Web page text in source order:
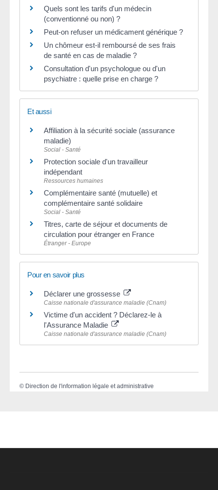
Quels sont les tarifs d'un médecin
(conventionné ou non) ?
Peut-on refuser un médicament générique ?
Un chômeur est-il remboursé de ses frais
de santé en cas de maladie ?
Consultation d'un psychologue ou d'un
psychiatre : quelle prise en charge ?
Et aussi
Affiliation à la sécurité sociale (assurance
maladie)
Social - Santé
Protection sociale d'un travailleur
indépendant
Ressources humaines
Complémentaire santé (mutuelle) et
complémentaire santé solidaire
Social - Santé
Titres, carte de séjour et documents de
circulation pour étranger en France
Étranger - Europe
Pour en savoir plus
Déclarer une grossesse
Caisse nationale d'assurance maladie (Cnam)
Victime d'un accident ? Déclarez-le à
l'Assurance Maladie
Caisse nationale d'assurance maladie (Cnam)
© Direction de l'information légale et administrative